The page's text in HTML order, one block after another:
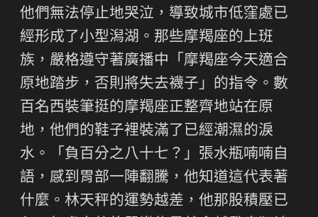
他們無法停止地哭泣，導致城市低窪處已
經形成了小型潟湖。那些摩羯座的上班
族，嚴格遵守著廣播中「摩羯座今天適合
原地踏步，否則將失去襪子」的指令。數
百名西裝筆挺的摩羯座正整齊地站在原
地，他們的鞋子裡裝滿了已經潮濕的淚
水。「負百分之八十七？」張水瓶喃喃自
語，感到胃部一陣翻騰，他知道這代表著
什麼。林天秤的運勢越差，他那股積壓已